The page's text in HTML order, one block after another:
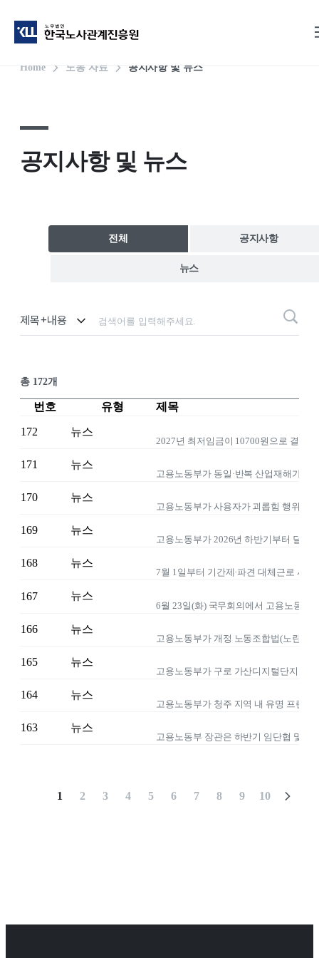
Home 노동 자료 공지사항 및 뉴스
공지사항 및 뉴스
전체 공지사항
뉴스
총 172개
번호 유형 제목
172 뉴스
2027년 최저임금이 10700원으로 결정됐
171 뉴스
170 뉴스
169 뉴스
168 뉴스
167 뉴스
166 뉴스
165 뉴스
164 뉴스
163 뉴스
1 2 3 4 5 6 7 8 9 10